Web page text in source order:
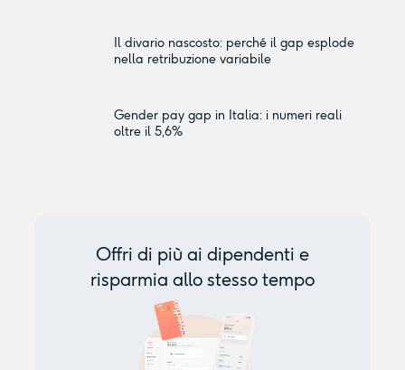
Il divario nascosto: perché il gap esplode
nella retribuzione variabile
Gender pay gap in Italia: i numeri reali
oltre il 5,6%
Offri di più ai dipendenti e
risparmia allo stesso tempo